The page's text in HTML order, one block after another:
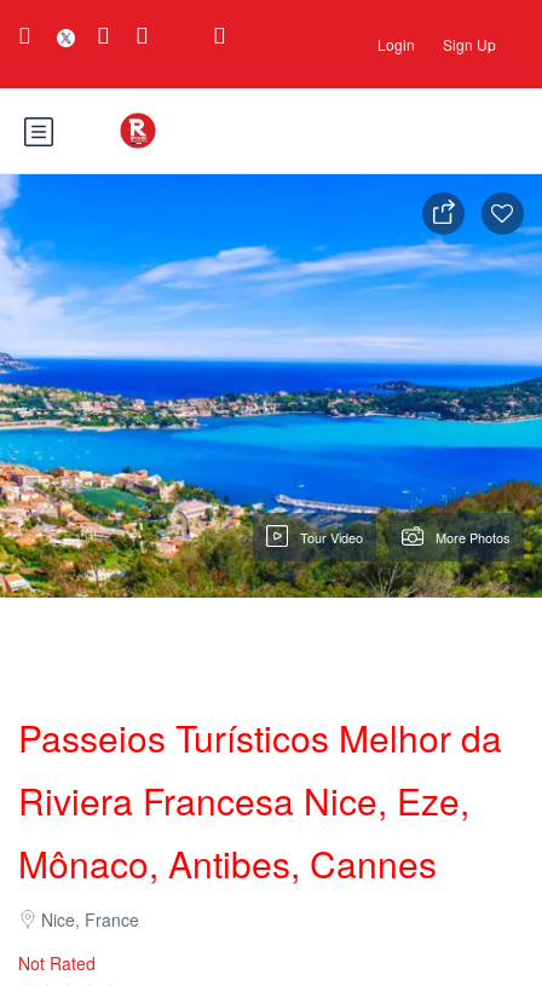
Login Sign Up
Tour Video More Photos
Passeios Turísticos Melhor da
Riviera Francesa Nice, Eze,
Mônaco, Antibes, Cannes
Nice, France
Not Rated